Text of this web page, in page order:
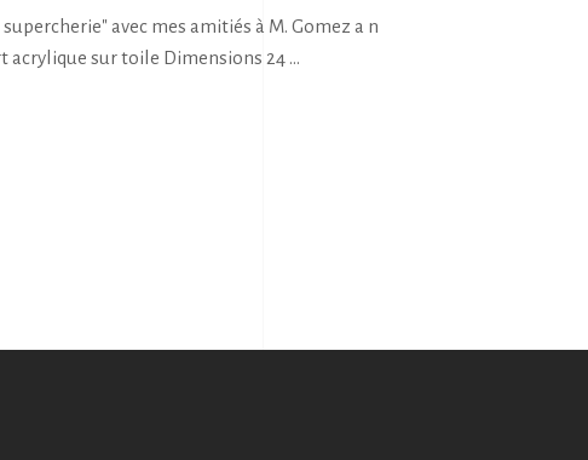
avec mes amitiés à M. Gomez a n
acrylique sur toile Dimensions 24